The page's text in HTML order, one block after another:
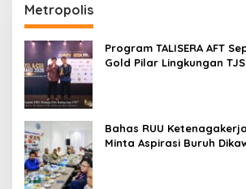
Metropolis
Program TALISERA AFT
Gold Pilar Lingkungan
Bahas RUU
Minta Aspirasi Buruh